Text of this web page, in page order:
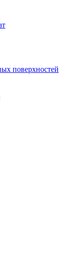
поверхностей
нейтральные